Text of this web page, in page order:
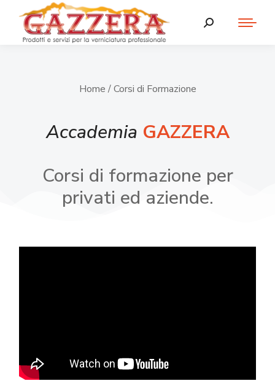
Home / Corsi di Formazione
Accademia GAZZERA
Corsi di formazione per
privati ed aziende.